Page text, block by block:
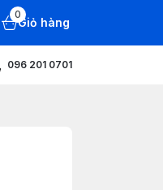
0
Giỏ hàng
096 201 0701